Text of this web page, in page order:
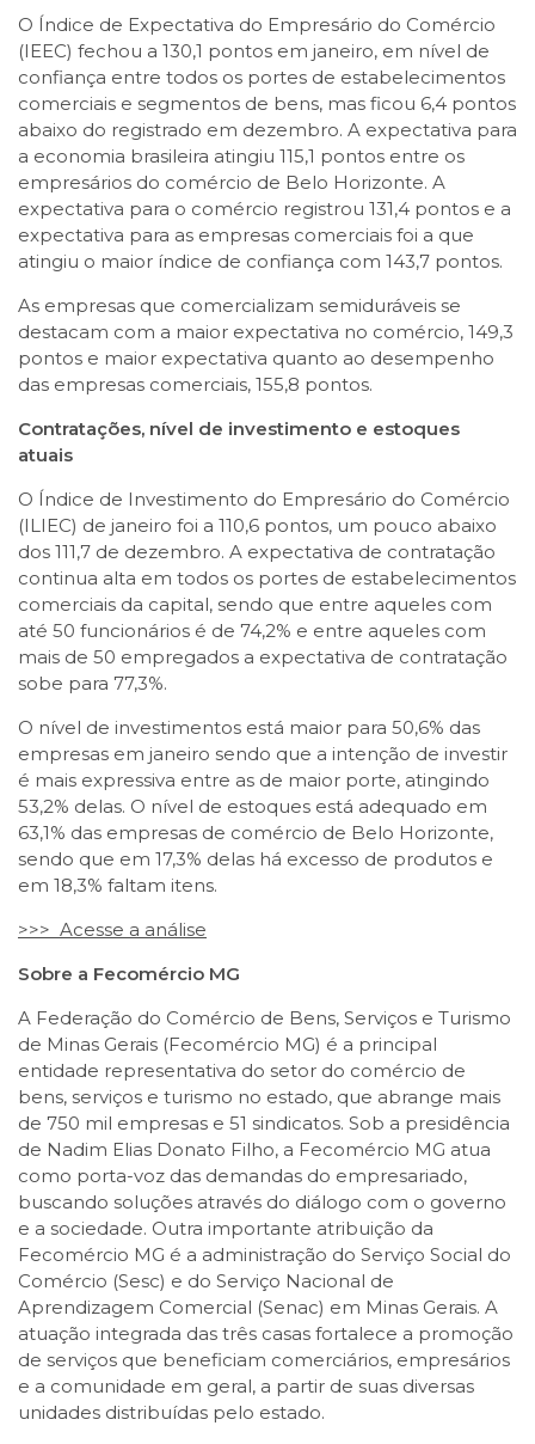
O Índice de Expectativa do Empresário do Comércio
(IEEC) fechou a 130,1 pontos em janeiro, em nível de
confiança entre todos os portes de estabelecimentos
comerciais e segmentos de bens, mas ficou 6,4 pontos
abaixo do registrado em dezembro. A expectativa para
a economia brasileira atingiu 115,1 pontos entre os
empresários do comércio de Belo Horizonte. A
expectativa para o comércio registrou 131,4 pontos e a
expectativa para as empresas comerciais foi a que
atingiu o maior índice de confiança com 143,7 pontos.
As empresas que comercializam semiduráveis se
destacam com a maior expectativa no comércio, 149,3
pontos e maior expectativa quanto ao desempenho
das empresas comerciais, 155,8 pontos.
Contratações, nível de investimento e estoques
atuais
O Índice de Investimento do Empresário do Comércio
(ILIEC) de janeiro foi a 110,6 pontos, um pouco abaixo
dos 111,7 de dezembro. A expectativa de contratação
continua alta em todos os portes de estabelecimentos
comerciais da capital, sendo que entre aqueles com
até 50 funcionários é de 74,2% e entre aqueles com
mais de 50 empregados a expectativa de contratação
sobe para 77,3%.
O nível de investimentos está maior para 50,6% das
empresas em janeiro sendo que a intenção de investir
é mais expressiva entre as de maior porte, atingindo
53,2% delas. O nível de estoques está adequado em
63,1% das empresas de comércio de Belo Horizonte,
sendo que em 17,3% delas há excesso de produtos e
em 18,3% faltam itens.
>>> Acesse a análise
Sobre a Fecomércio MG
A Federação do Comércio de Bens, Serviços e Turismo
de Minas Gerais (Fecomércio MG) é a principal
entidade representativa do setor do comércio de
bens, serviços e turismo no estado, que abrange mais
de 750 mil empresas e 51 sindicatos. Sob a presidência
de Nadim Elias Donato Filho, a Fecomércio MG atua
como porta-voz das demandas do empresariado,
buscando soluções através do diálogo com o governo
e a sociedade. Outra importante atribuição da
Fecomércio MG é a administração do Serviço Social do
Comércio (Sesc) e do Serviço Nacional de
Aprendizagem Comercial (Senac) em Minas Gerais. A
atuação integrada das três casas fortalece a promoção
de serviços que beneficiam comerciários, empresários
e a comunidade em geral, a partir de suas diversas
unidades distribuídas pelo estado.